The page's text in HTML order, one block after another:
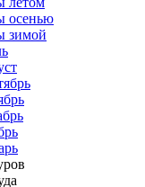
осенью
зимой